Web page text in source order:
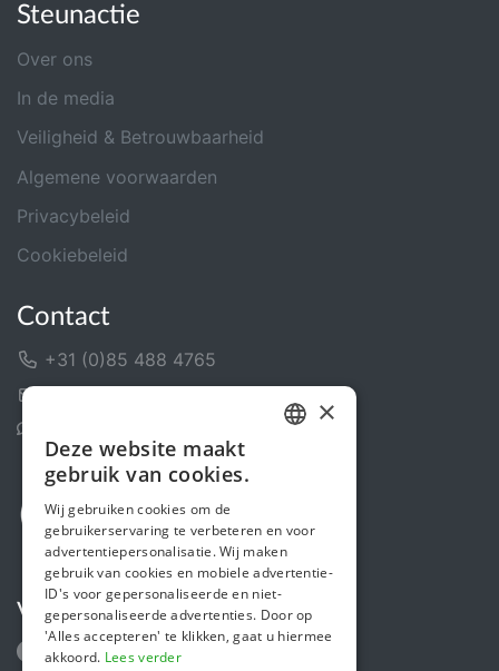
Steunactie
Over ons
In de media
Veiligheid & Betrouwbaarheid
Algemene voorwaarden
Privacybeleid
Cookiebeleid
Contact
+31 (0)85 488 4765
Volg ons
ENGLISH
×
Deze website maakt
gebruik van cookies.
Wij gebruiken cookies om de
gebruikerservaring te verbeteren en voor
advertentiepersonalisatie. Wij maken
gebruik van cookies en mobiele advertentie-
ID's voor gepersonaliseerde en niet-
gepersonaliseerde advertenties. Door op
'Alles accepteren' te klikken, gaat u hiermee
akkoord. Lees verder